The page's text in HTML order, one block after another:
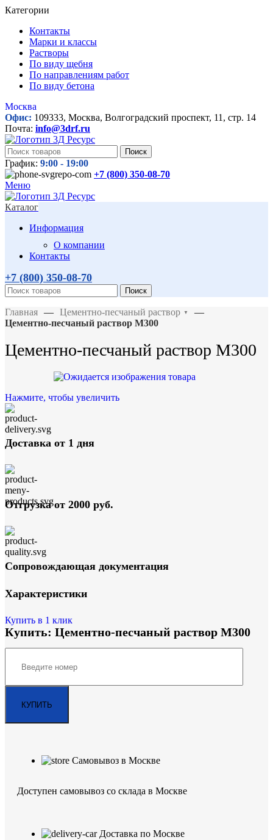
Категории
Контакты
Марки и классы
Растворы
По виду щебня
По направлениям работ
По виду бетона
Москва
Офис: 109333, Москва, Волгоградский проспект, 11, стр. 14
Почта: info@3drf.ru
Поиск
График: 9:00 - 19:00
+7 (800) 350-08-70
Меню
Каталог
Информация
О компании
Контакты
+7 (800) 350-08-70
Поиск
Главная — Цементно-песчаный раствор ▼
—
Цементно-песчаный раствор М300
Цементно-песчаный раствор М300
Нажмите, чтобы увеличить
Доставка от 1 дня
Отгрузка от 2000 руб.
Сопровождающая документация
Характеристики
Купить в 1 клик
Купить: Цементно-песчаный раствор М300
Самовывоз в Москве
Доступен самовывоз со склада в Москве
Доставка по Москве